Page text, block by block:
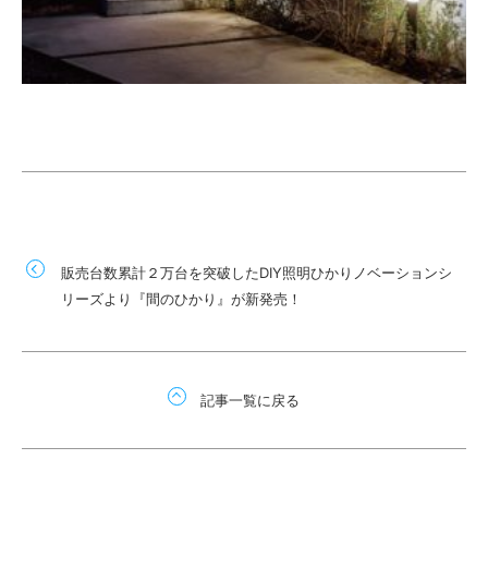
販売台数累計２万台を突破したDIY照明ひかりノベーションシ
リーズより『間のひかり』が新発売！
記事一覧に戻る